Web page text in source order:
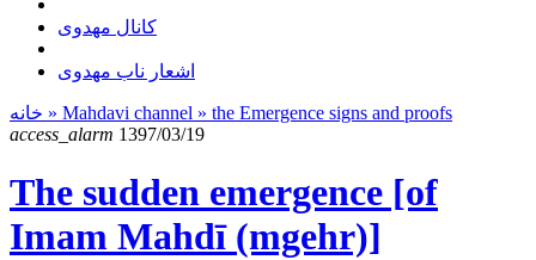
کانال مهدوی
اشعار ناب مهدوی
» Mahdavi channel » the Emergence signs and proofs
access_alarm 1397/03/19
The sudden emergence [of
Imam Mahdī (mgehr)]